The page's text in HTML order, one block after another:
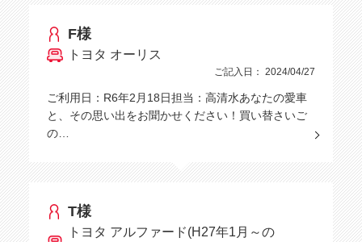
F様
トヨタ オーリス
ご記入日： 2024/04/27
ご利用日：R6年2月18日担当：高清水あなたの愛車
と、その思い出をお聞かせください！買い替さいご
の…
T様
トヨタ アルファード(H27年1月～の